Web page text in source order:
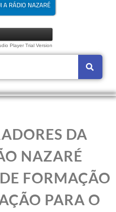
A RÁDIO NAZARÉ
Player Trial Version
DA
NAZARÉ
FORMAÇÃO
PARA O